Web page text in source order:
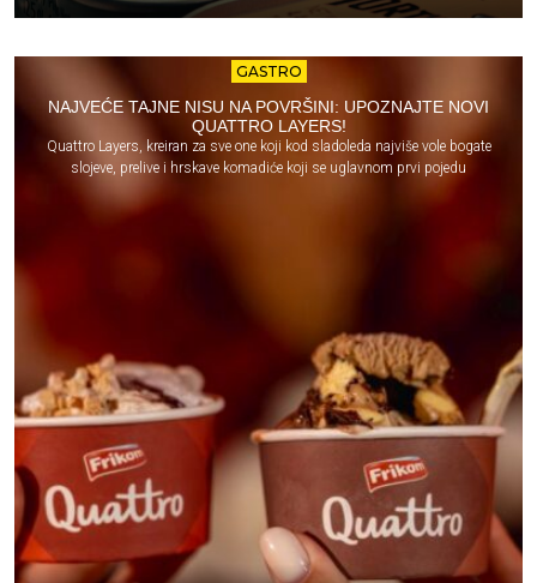
GASTRO
NAJVEĆE TAJNE NISU NA POVRŠINI: UPOZNAJTE NOVI
QUATTRO LAYERS!
Quattro Layers, kreiran za sve one koji kod sladoleda najviše vole bogate
slojeve, prelive i hrskave komadiće koji se uglavnom prvi pojedu